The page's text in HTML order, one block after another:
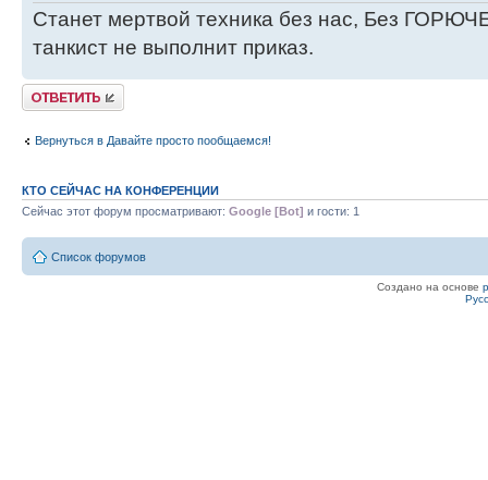
Станет мертвой техника без нас, Без
танкист не выполнит приказ.
Ответить
Вернуться в Давайте просто пообщаемся!
КТО СЕЙЧАС НА КОНФЕРЕНЦИИ
Сейчас этот форум просматривают: Google [Bot] и гости: 1
Список форумов
Создано на основе